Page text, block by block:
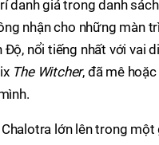
danh giá trong danh
nhận cho những màn
nổi tiếng nhất với vai
The Witcher, đã mê hoặc
lớn lên trong một